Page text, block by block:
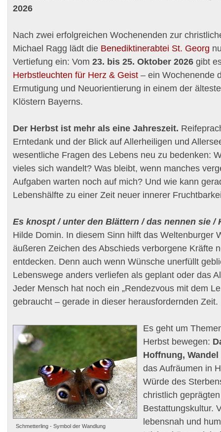
2026
Nach zwei erfolgreichen Wochenenden zur
Michael Ragg lädt die Benediktinerabtei St. Georg
Vertiefung ein: Vom 23. bis 25. Oktober 2026 gibt
Herbstleuchten für Herz & Geist – ein Wochenende
Ermutigung und Neuorientierung in einem der
Klöstern Bayerns.
Der Herbst ist mehr als eine Jahreszeit.
Erntedank und der Blick auf Allerheiligen und
wesentliche Fragen des Lebens neu zu bedenken:
vieles sich wandelt? Was bleibt, wenn manches
Aufgaben warten noch auf mich? Und wie kann
Lebenshälfte zu einer Zeit neuer innerer
Es knospt / unter den Blättern / das nennen sie /
Hilde Domin. In diesem Sinn hilft das Weltenburger
äußeren Zeichen des Abschieds verborgene Kräfte
entdecken. Denn auch wenn Wünsche unerfüllt
Lebenswege anders verliefen als geplant oder das
Jeder Mensch hat noch ein „Rendezvous mit dem
gebraucht – gerade in dieser herausfordernden Zeit.
Schmetterling - Symbol der Wandlung
Es geht um
Herbst bewegen:
Hoffnung,
das Aufräumen in
Würde des
christlich
Bestattungskultur.
lebensnah und